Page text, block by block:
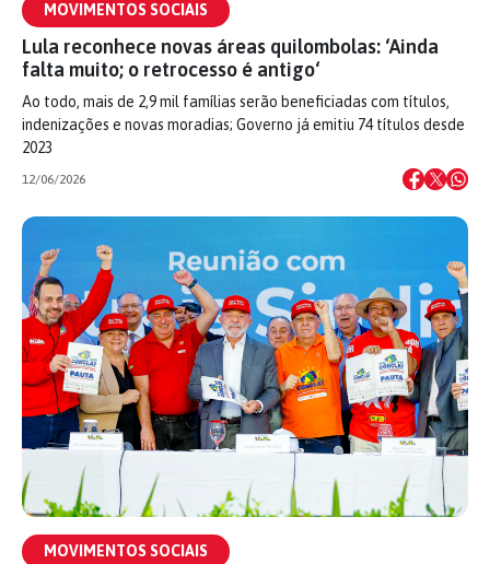
MOVIMENTOS SOCIAIS
Lula reconhece novas áreas quilombolas: ‘Ainda
falta muito; o retrocesso é antigo‘
Ao todo, mais de 2,9 mil famílias serão beneficiadas com títulos,
indenizações e novas moradias; Governo já emitiu 74 títulos desde
2023
12/06/2026
MOVIMENTOS SOCIAIS